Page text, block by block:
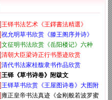
王铎书法艺术《王鐸書法精選》
祝允明草书欣赏《滕王阁序并诗》
文征明书法欣赏《岳阳楼记》六种
清朝大臣梁诗正行书墨迹欣赏
清代书法家桂馥隶书作品欣赏
王铎《草书诗卷》附跋文
王铎草书欣赏《王屋图诗卷》大图附
雍正皇帝书法真迹《金刚般若波罗蜜